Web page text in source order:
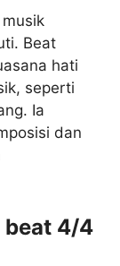
Beat
hati
seperti
Ia
dan
beat 4/4